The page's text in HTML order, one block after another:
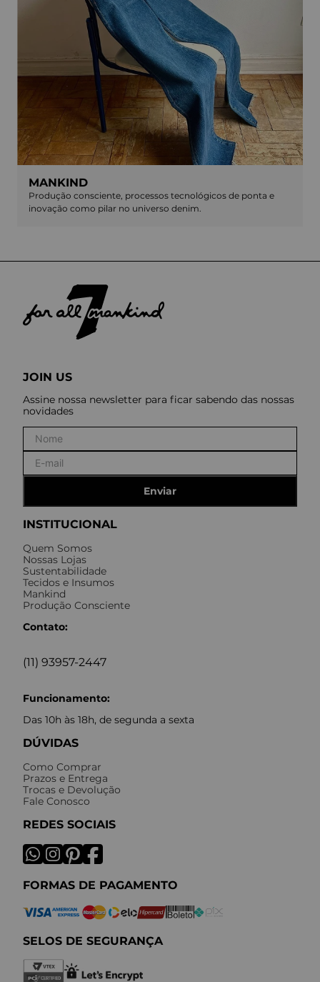
MANKIND
Produção consciente, processos tecnológicos de ponta e
inovação como pilar no universo denim.
INSTITUCIONAL
Quem Somos
Nossas Lojas
Sustentabilidade
Tecidos e Insumos
Mankind
Produção Consciente
Contato:
(11) 93957-2447
Funcionamento:
Das 10h às 18h, de segunda a sexta
DÚVIDAS
Como Comprar
Prazos e Entrega
Trocas e Devolução
Fale Conosco
REDES SOCIAIS
FORMAS DE PAGAMENTO
SELOS DE SEGURANÇA
JOIN US
Assine nossa newsletter para ficar sabendo das nossas
novidades
Enviar